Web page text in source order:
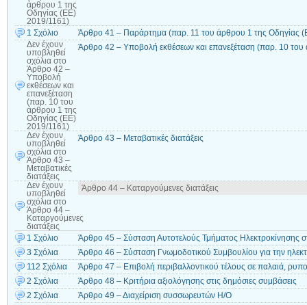
άρθρου 1 της
Οδηγίας (ΕΕ)
2019/1161)
1 Σχόλιο
Άρθρο 41 – Παράρτημα (παρ. 11 του άρθρου 1 της Οδηγίας
Δεν έχουν
υποβληθεί
σχόλια στο
Άρθρο 42 –
Υποβολή
εκθέσεων και
επανεξέταση
(παρ. 10 του
άρθρου 1 της
Οδηγίας (ΕΕ)
2019/1161)
Άρθρο 42 – Υποβολή εκθέσεων και επανεξέταση (παρ. 10
Δεν έχουν
υποβληθεί
σχόλια στο
Άρθρο 43 –
Μεταβατικές
διατάξεις
Άρθρο 43 – Μεταβατικές διατάξεις
Δεν έχουν
υποβληθεί
σχόλια στο
Άρθρο 44 –
Καταργούμενες
διατάξεις
Άρθρο 44 – Καταργούμενες διατάξεις
1 Σχόλιο
Άρθρο 45 – Σύσταση Αυτοτελούς Τμήματος Ηλεκτροκίνησης
3 Σχόλια
Άρθρο 46 – Σύσταση Γνωμοδοτικού Συμβουλίου για την
112 Σχόλια
Άρθρο 47 – Επιβολή περιβαλλοντικού τέλους σε παλαιά,
2 Σχόλια
Άρθρο 48 – Κριτήρια αξιολόγησης στις δημόσιες συμβάσεις
2 Σχόλια
Άρθρο 49 – Διαχείριση συσσωρευτών Η/Ο